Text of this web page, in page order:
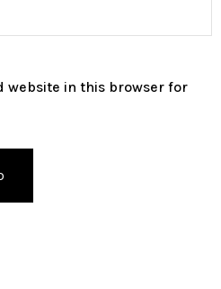
website in this browser for